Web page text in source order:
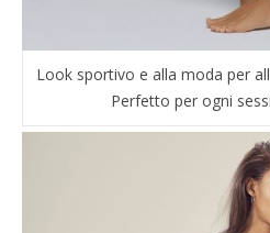
Look sportivo e alla moda per
Perfetto per ogni